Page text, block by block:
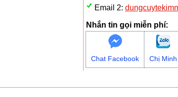
Email 2:
Nhắn tin gọi miễn phí:
Chat Facebook Chị Minh